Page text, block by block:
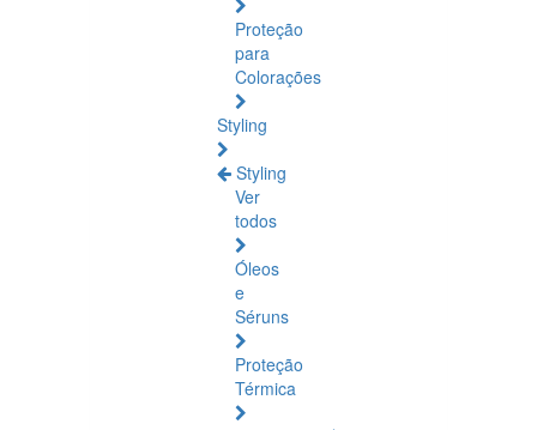
Proteção
para
Colorações
Styling
Styling
Ver
todos
Óleos
e
Séruns
Proteção
Térmica